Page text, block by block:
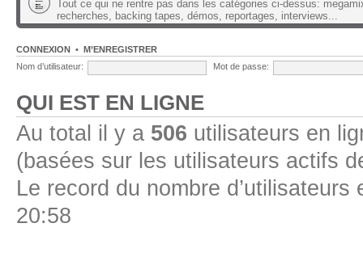
Tout ce qui ne rentre pas dans les catégories ci-dessus:
recherches, backing tapes, démos, reportages, interviews...
CONNEXION • M’ENREGISTRER
Nom d’utilisateur:
Mot de passe:
QUI EST EN LIGNE
Au total il y a 506 utilisateurs en
(basées sur les utilisateurs actifs
Le record du nombre
20:58